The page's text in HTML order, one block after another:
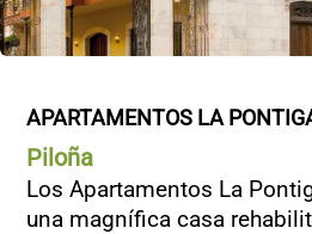
APARTAMENTOS LA
Piloña
Los Apartamentos La
una magnífica casa